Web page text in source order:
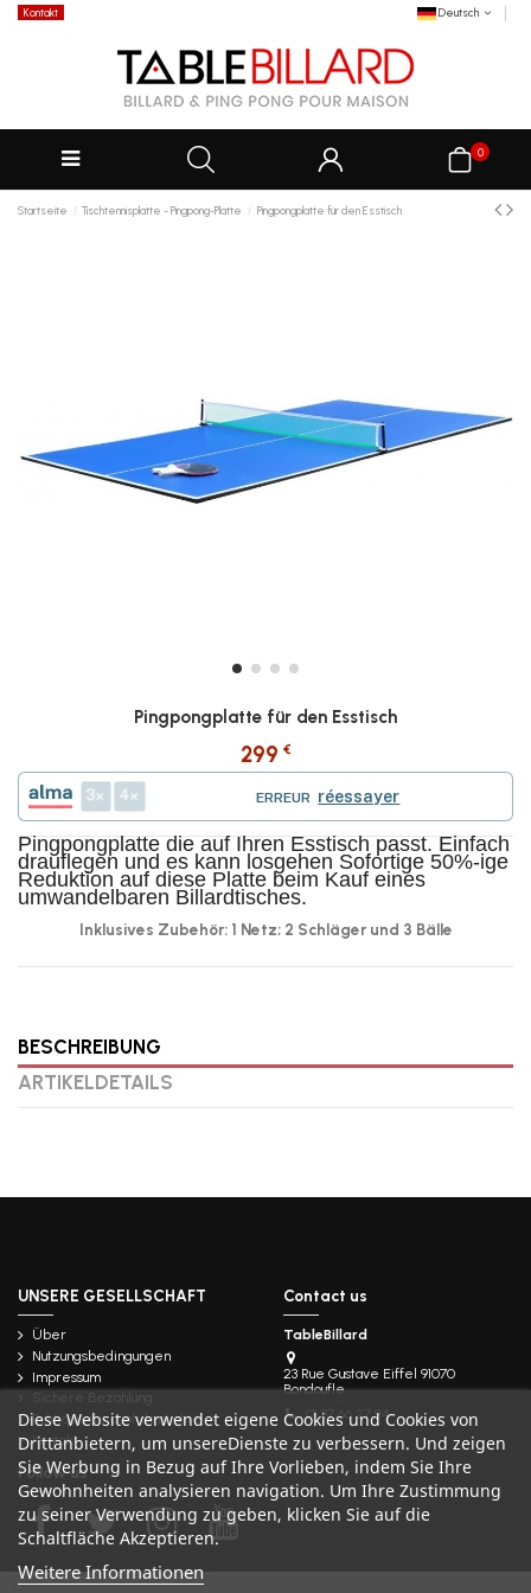
Kontakt Deutsch
0
Startseite Tischtennisplatte - Pingpong-Platte Pingpongplatte für den Esstisch
Pingpongplatte für den Esstisch
299 €
3 4 ERREUR réessayer
Pingpongplatte die auf Ihren Esstisch passt. Einfach
drauflegen und es kann losgehen Sofortige 50%-ige
Reduktion auf diese Platte beim Kauf eines
umwandelbaren Billardtisches.
Inklusives Zubehör: 1 Netz; 2 Schläger und 3 Bälle
BESCHREIBUNG
ARTIKELDETAILS
UNSERE GESELLSCHAFT
Über
Nutzungsbedingungen
Impressum
Sichere Bezahlung
Politique de confidentialité
Kontakt
Contact us
TableBillard
23 Rue Gustave Eiffel 91070
Bondoufle
01 87 66 27 94
Diese Website verwendet eigene Cookies und Cookies von
Drittanbietern, um unsereDienste zu verbessern. Und zeigen
Sie Werbung in Bezug auf Ihre Vorlieben, indem Sie Ihre
Gewohnheiten analysieren navigation. Um Ihre Zustimmung
zu seiner Verwendung zu geben, klicken Sie auf die
Schaltfläche Akzeptieren.
Weitere Informationen
Follow us